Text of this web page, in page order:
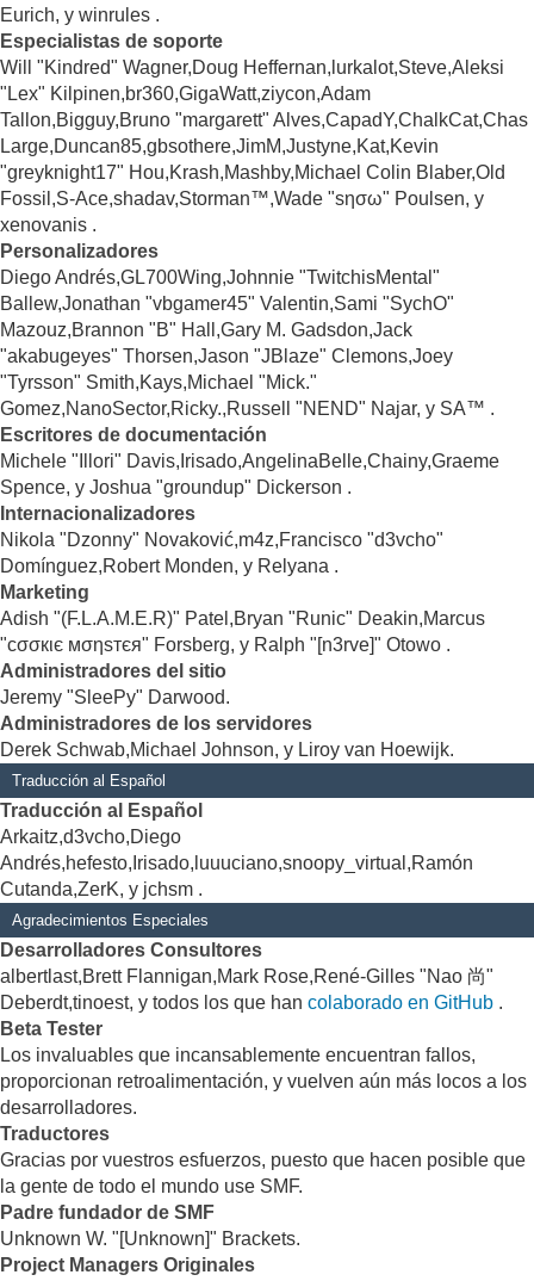
Eurich, y winrules .
Especialistas de soporte
Will "Kindred" Wagner,Doug Heffernan,lurkalot,Steve,Aleksi
"Lex" Kilpinen,br360,GigaWatt,ziycon,Adam
Tallon,Bigguy,Bruno "margarett" Alves,CapadY,ChalkCat,Chas
Large,Duncan85,gbsothere,JimM,Justyne,Kat,Kevin
"greyknight17" Hou,Krash,Mashby,Michael Colin Blaber,Old
Fossil,S-Ace,shadav,Storman™,Wade "sησω" Poulsen, y
xenovanis .
Personalizadores
Diego Andrés,GL700Wing,Johnnie "TwitchisMental"
Ballew,Jonathan "vbgamer45" Valentin,Sami "SychO"
Mazouz,Brannon "B" Hall,Gary M. Gadsdon,Jack
"akabugeyes" Thorsen,Jason "JBlaze" Clemons,Joey
"Tyrsson" Smith,Kays,Michael "Mick."
Gomez,NanoSector,Ricky.,Russell "NEND" Najar, y SA™ .
Escritores de documentación
Michele "Illori" Davis,Irisado,AngelinaBelle,Chainy,Graeme
Spence, y Joshua "groundup" Dickerson .
Internacionalizadores
Nikola "Dzonny" Novaković,m4z,Francisco "d3vcho"
Domínguez,Robert Monden, y Relyana .
Marketing
Adish "(F.L.A.M.E.R)" Patel,Bryan "Runic" Deakin,Marcus
"cσσкιє мσηѕтєя" Forsberg, y Ralph "[n3rve]" Otowo .
Administradores del sitio
Jeremy "SleePy" Darwood.
Administradores de los servidores
Derek Schwab,Michael Johnson, y Liroy van Hoewijk.
Traducción al Español
Traducción al Español
Arkaitz,d3vcho,Diego
Andrés,hefesto,Irisado,luuuciano,snoopy_virtual,Ramón
Cutanda,ZerK, y jchsm .
Agradecimientos Especiales
Desarrolladores Consultores
albertlast,Brett Flannigan,Mark Rose,René-Gilles "Nao 尚"
Deberdt,tinoest, y todos los que han colaborado en GitHub .
Beta Tester
Los invaluables que incansablemente encuentran fallos,
proporcionan retroalimentación, y vuelven aún más locos a los
desarrolladores.
Traductores
Gracias por vuestros esfuerzos, puesto que hacen posible que
la gente de todo el mundo use SMF.
Padre fundador de SMF
Unknown W. "[Unknown]" Brackets.
Project Managers Originales